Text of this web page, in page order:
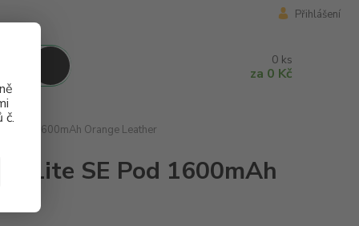
č.
Přihlášení
0 ks
za 0 Kč
Pod 1600mAh Orange Leather
Lite SE Pod 1600mAh